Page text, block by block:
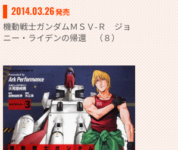
2014.03.26発売
機動戦士ガンダムＭＳＶ‐Ｒ ジョ
ニー・ライデンの帰還 （８）